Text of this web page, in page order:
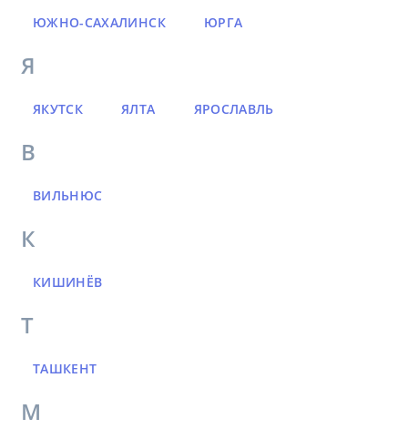
ЮЖНО-САХАЛИНСК ЮРГА
Я
ЯКУТСК ЯЛТА ЯРОСЛАВЛЬ
В
ВИЛЬНЮС
К
КИШИНЁВ
Т
ТАШКЕНТ
М